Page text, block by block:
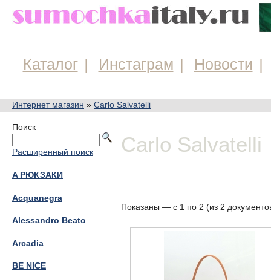
Каталог Инстаграм Новости
Интернет магазин » Carlo Salvatelli
Carlo Salvatelli
Показаны — с 1 по 2 (из 2
Поиск
Расширенный поиск
A РЮКЗАКИ
Acquanegra
Alessandro Beato
Arcadia
BE NICE